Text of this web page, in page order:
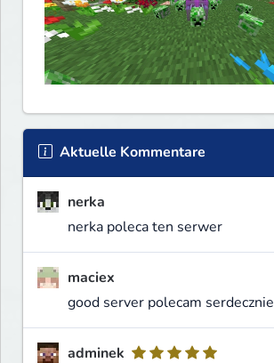
Aktuelle Kommentare
nerka
nerka poleca ten serwer
maciex
good server polecam serdecznie
adminek